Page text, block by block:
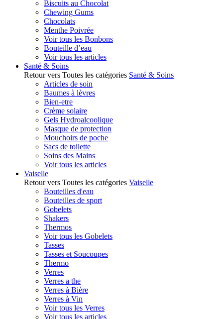
Biscuits au Chocolat
Chewing Gums
Chocolats
Menthe Poivrée
Voir tous les Bonbons
Bouteille d’eau
Voir tous les articles
Santé & Soins
Retour vers Toutes les catégories Santé & Soins
Articles de soin
Baumes à lèvres
Bien-etre
Crème solaire
Gels Hydroalcoolique
Masque de protection
Mouchoirs de poche
Sacs de toilette
Soins des Mains
Voir tous les articles
Vaiselle
Retour vers Toutes les catégories Vaiselle
Bouteilles d'eau
Bouteilles de sport
Gobelets
Shakers
Thermos
Voir tous les Gobelets
Tasses
Tasses et Soucoupes
Thermo
Verres
Verres a the
Verres à Bière
Verres à Vin
Voir tous les Verres
Voir tous les articles